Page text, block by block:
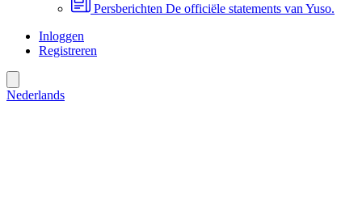
Persberichten De officiële statements van Yuso.
Inloggen
Registreren
Nederlands